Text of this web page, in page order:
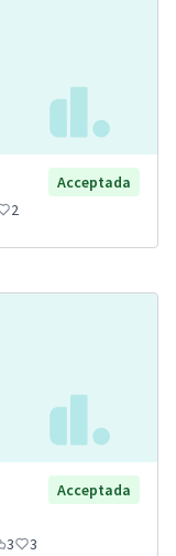
Acceptada
2
Acceptada
3 3